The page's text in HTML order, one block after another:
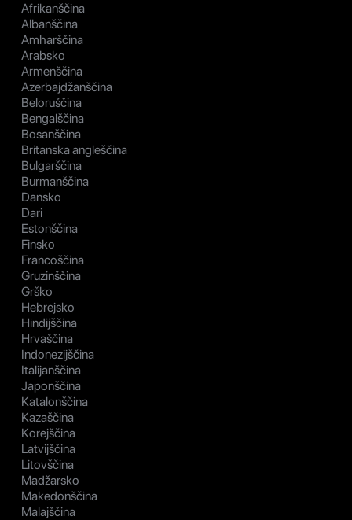
Afrikanščina
Albanščina
Amharščina
Arabsko
Armenščina
Azerbajdžanščina
Beloruščina
Bengalščina
Bosanščina
Britanska angleščina
Bulgarščina
Burmanščina
Dansko
Dari
Estonščina
Finsko
Francoščina
Gruzinščina
Grško
Hebrejsko
Hindijščina
Hrvaščina
Indonezijščina
Italijanščina
Japonščina
Katalonščina
Kazaščina
Korejščina
Latvijščina
Litovščina
Madžarsko
Makedonščina
Malajščina